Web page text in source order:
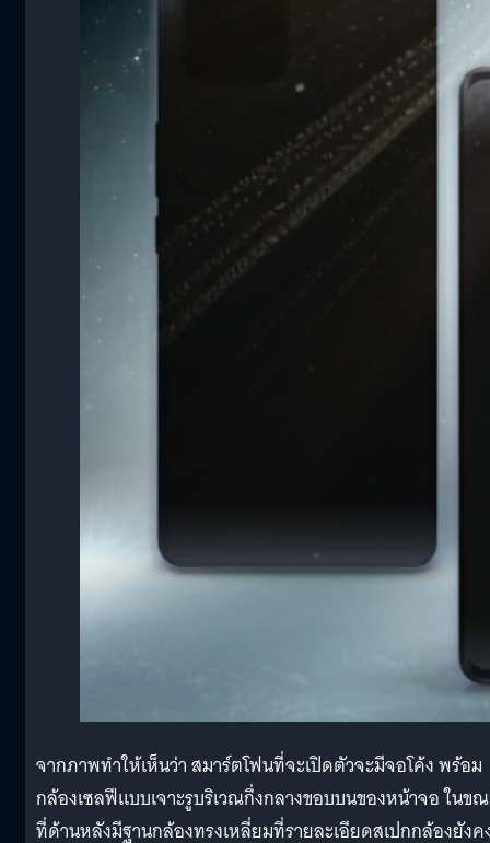
จากภาพทำให้เห็นว่า สมาร์ตโฟนที่จะเปิดตัวจะมีจอโค้ง พร้อม
กล้องเซลฟีแบบเจาะรูบริเวณกึ่งกลางขอบบนของหน้าจอ ในข
ที่ด้านหลังมีฐานกล้องทรงเหลี่ยมที่รายละเอียดสเปกกล้องยังค